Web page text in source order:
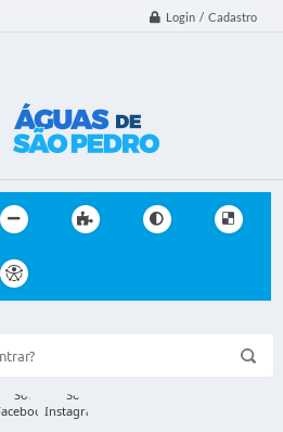
Login / Cadastro